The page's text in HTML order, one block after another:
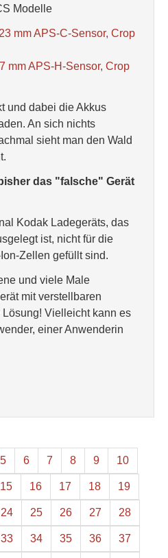
Modelle
mm APS-C-Sensor, Crop
mm APS-H-Sensor, Crop
und dabei die Akkus
An sich nichts
sieht man den Wald
das "falsche" Gerät
Kodak Ladegeräts, das
ist, nicht für die
Zellen gefüllt sind.
und viele Male
mit verstellbaren
Vielleicht kann es
einer Anwenderin
5 6 7 8 9 10
15 16 17 18 19
24 25 26 27 28
33 34 35 36 37